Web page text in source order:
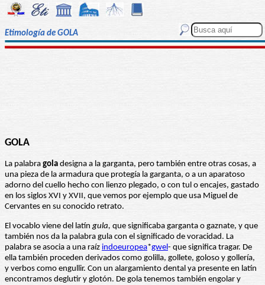
Etimología de GOLA
GOLA
La palabra gola designa a la garganta, pero también entre otras cosas, a
una pieza de la armadura que protegía la garganta, o a un aparatoso
adorno del cuello hecho con lienzo plegado, o con tul o encajes, gastado
en los siglos XVI y XVII, que vemos por ejemplo que usa Miguel de
Cervantes en su conocido retrato.
El vocablo viene del latíngula, que significaba garganta o gaznate, y que
también nos da la palabra gula con el significado de voracidad. La
palabra se asocia a una raíz indoeuropea*gwel- que significa tragar. De
ella también proceden derivados como golilla, gollete, goloso y gollería,
y verbos como engullir. Con un alargamiento dental ya presente en latín
encontramos deglutir y glotón. De gola tenemos también engolar y